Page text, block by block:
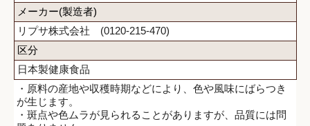
メーカー(製造者)
リプサ株式会社 (0120-215-470)
区分
日本製健康食品
・原料の産地や収穫時期などにより、色や風味にばらつき
が生じます。
・斑点や色ムラが見られることがありますが、品質には問